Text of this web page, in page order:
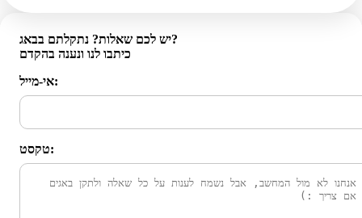
יש לכם שאלות? נתקלתם בבאג?
כיתבו לנו ונענה בהקדם
אי-מייל:
טקסט: